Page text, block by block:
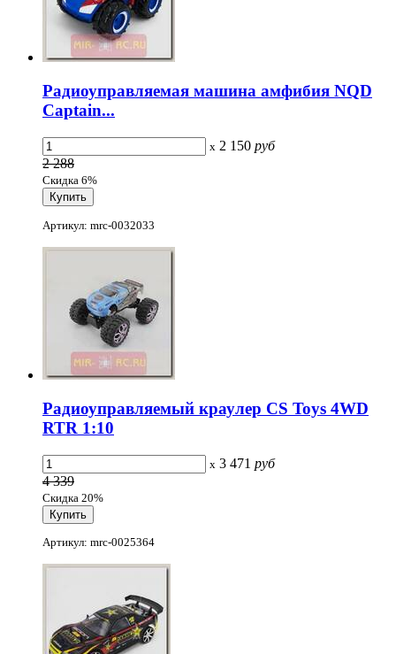
Радиоуправляемая машина амфибия NQD
Captain...
x 2 150 руб
2 288
Скидка 6%
Артикул: mrc-0032033
Радиоуправляемый краулер CS Toys 4WD
RTR 1:10
x 3 471 руб
4 339
Скидка 20%
Артикул: mrc-0025364